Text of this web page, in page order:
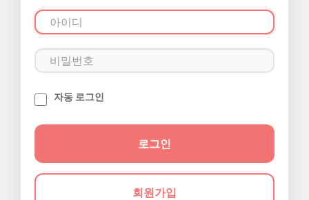
자동 로그인
회원가입